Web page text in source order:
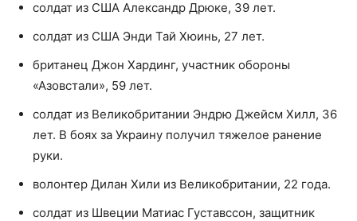
солдат из США Александр Дрюке, 39 лет.
солдат из США Энди Тай Хюинь, 27 лет.
британец Джон Хардинг, участник обороны
«Азовстали», 59 лет.
солдат из Великобритании Эндрю Джейсм Хилл, 36
лет. В боях за Украину получил тяжелое ранение
руки.
волонтер Дилан Хили из Великобритании, 22 года.
солдат из Швеции Матиас Густавссон, защитник